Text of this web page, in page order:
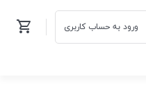
ورود به حساب کاربری